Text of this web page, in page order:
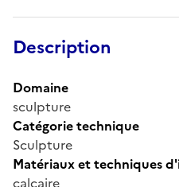
Description
Domaine
sculpture
Catégorie technique
Sculpture
Matériaux et techniques
calcaire